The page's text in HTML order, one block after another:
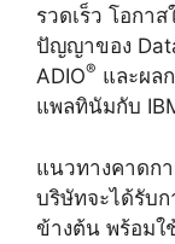
รวดเร็ว โอกา
ปัญญาของ
ADIO® และผล
แพลทินัมกับ
แนวทางคาดก
บริษัทจะได้รับ
ข้างต้น พร้อมใ